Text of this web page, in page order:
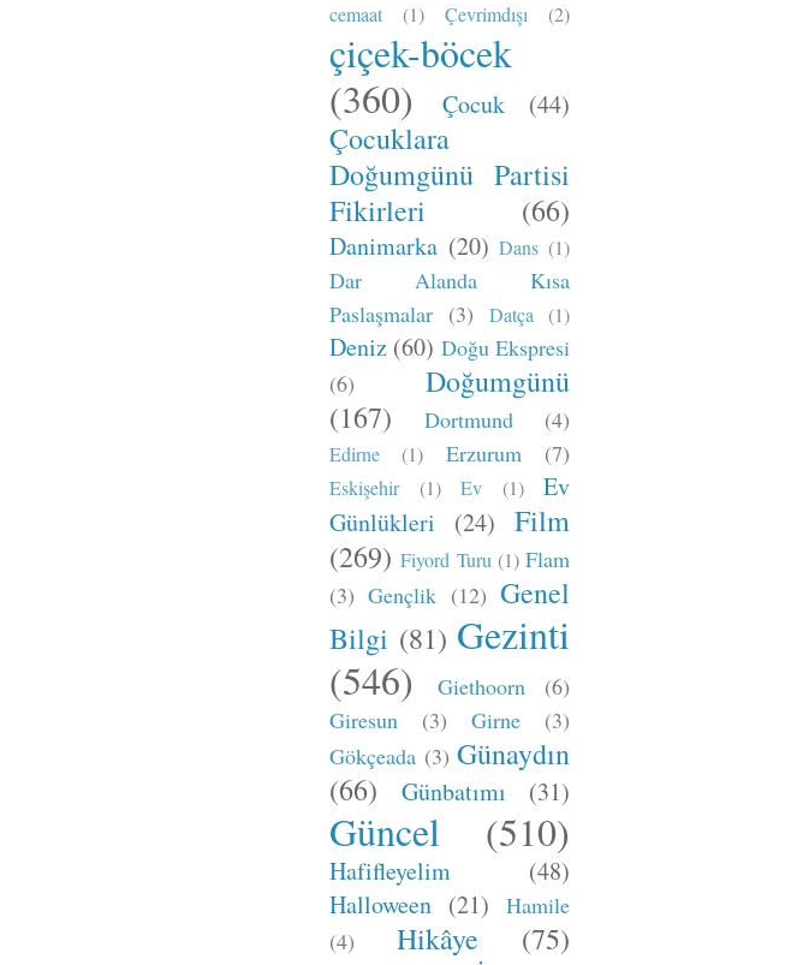
cemaat
(1) Çevrimdışı (2)
çiçek-böcek
(360)
Çocuk (44)
Çocuklara
Doğumgünü Partisi
Fikirleri
(66)
Danimarka (20) Dans (1)
Dar Alanda Kısa
Paslaşmalar (3) Datça (1)
Deniz (60) Doğu Ekspresi
(6)
Doğumgünü
(167)
Dortmund (4)
Edirne (1) Erzurum (7)
Eskişehir (1) Ev (1)
Ev
Günlükleri
(24)
Film
(269) Fiyord Turu (1) Flam
(3) Gençlik (12) Genel
Bilgi (81) Gezinti
(546)
Giethoorn
(6)
Giresun
(3) Girne
(3)
Gökçeada (3) Günaydın
(66)
Günbatımı (31)
Güncel (510)
Hafifleyelim
(48)
Halloween (21)
Hamile
(4)
Hikâye (75)